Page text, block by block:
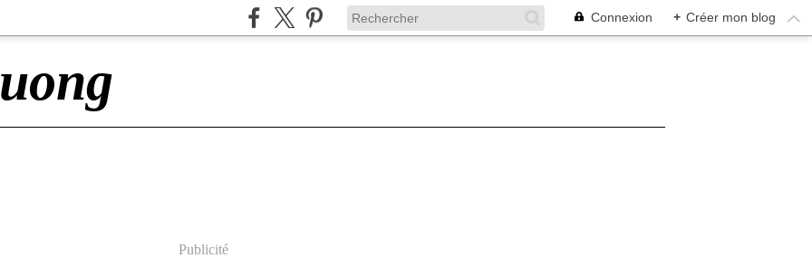
Connexion + Créer mon blog
Publicité